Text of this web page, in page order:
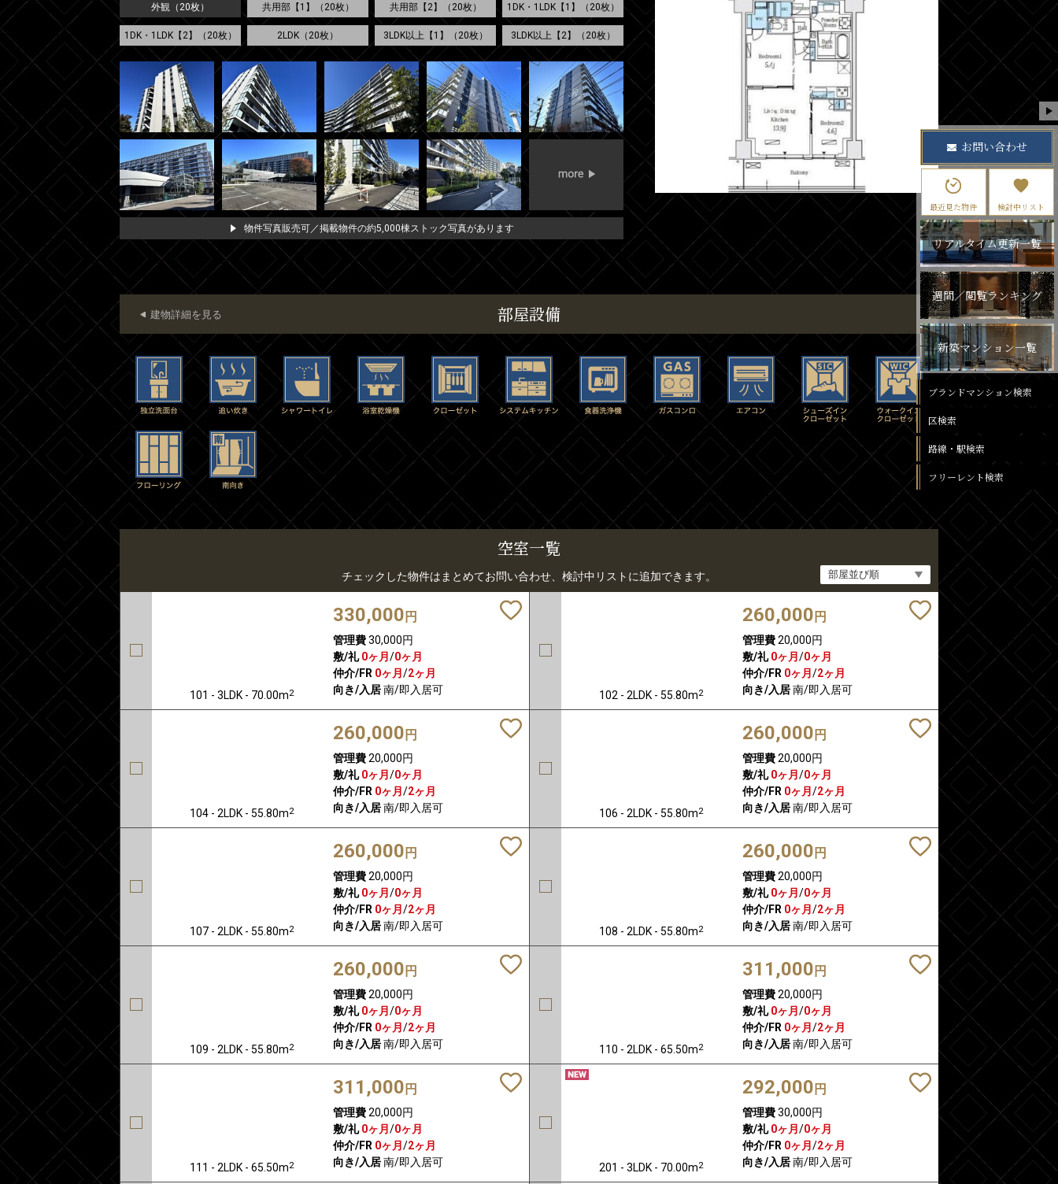
外観（20枚） 共用部【1】（20枚） 共用部【2】（20枚） 1DK・1LDK【1】（20枚）
1DK・1LDK【2】（20枚） 2LDK（20枚） 3LDK以上【1】（20枚） 3LDK以上【2】（20枚）
物件写真販売可／掲載物件の約5,000棟ストック写真があります
部屋設備
建物詳細を見る
空室一覧
チェックした物件はまとめてお問い合わせ、検討中リストに追加できます。
101 - 3LDK - 70.00m2
330,000 円
管理費30,000円
敷/礼 0ヶ月/0ヶ月
仲介/FR 0ヶ月/2ヶ月
向き/入居南/即入居可 102 - 2LDK - 55.80m2
260,000 円
管理費20,000円
敷/礼 0ヶ月/0ヶ月
仲介/FR 0ヶ月/2ヶ月
向き/入居南/即入居可
104 - 2LDK - 55.80m2
260,000 円
管理費20,000円
敷/礼 0ヶ月/0ヶ月
仲介/FR 0ヶ月/2ヶ月
向き/入居南/即入居可 106 - 2LDK - 55.80m2
260,000 円
管理費20,000円
敷/礼 0ヶ月/0ヶ月
仲介/FR 0ヶ月/2ヶ月
向き/入居南/即入居可
107 - 2LDK - 55.80m2
260,000 円
管理費20,000円
敷/礼 0ヶ月/0ヶ月
仲介/FR 0ヶ月/2ヶ月
向き/入居南/即入居可 108 - 2LDK - 55.80m2
260,000 円
管理費20,000円
敷/礼 0ヶ月/0ヶ月
仲介/FR 0ヶ月/2ヶ月
向き/入居南/即入居可
109 - 2LDK - 55.80m2
260,000 円
管理費20,000円
敷/礼 0ヶ月/0ヶ月
仲介/FR 0ヶ月/2ヶ月
向き/入居南/即入居可 110 - 2LDK - 65.50m2
311,000 円
管理費20,000円
敷/礼 0ヶ月/0ヶ月
仲介/FR 0ヶ月/2ヶ月
向き/入居南/即入居可
111 - 2LDK - 65.50m2
311,000 円
管理費20,000円
敷/礼 0ヶ月/0ヶ月
仲介/FR 0ヶ月/2ヶ月
向き/入居南/即入居可 201 - 3LDK - 70.00m2
292,000 円
管理費30,000円
敷/礼 0ヶ月/0ヶ月
仲介/FR 0ヶ月/2ヶ月
向き/入居南/即入居可
お問い合わせ
最近見た物件 検討中リスト
リアルタイム更新一覧
週間／閲覧ランキング
新築マンション一覧
ブランドマンション検索
区検索
路線・駅検索
フリーレント検索